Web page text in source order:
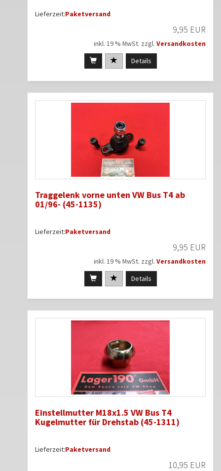
Lieferzeit:Paketversand
9,95 EUR
inkl. 19 % MwSt. zzgl. Versandkosten
Details
Traggelenk vorne unten VW Bus T4 ab
01/96- (45-1135)
Lieferzeit:Paketversand
9,95 EUR
inkl. 19 % MwSt. zzgl. Versandkosten
Details
Einstellmutter M18x1.5 VW Bus T4
Kugelmutter für Drehstab (45-1311)
Lieferzeit:Paketversand
10,95 EUR